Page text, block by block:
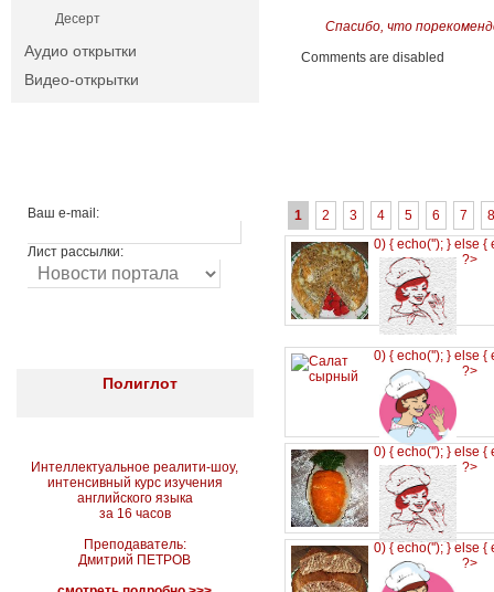
Десерт
Аудио открытки
Видео-открытки
Ваш e-mail:
Лист рассылки:
Полиглот
Интеллектуальное реалити-шоу,
интенсивный курс изучения
английского языка
за 16 часов
Преподаватель:
Дмитрий ПЕТРОВ
Спасибо, что
Comments are disabled
1 2 3 4 5 6 7
8
0) { echo(''); } else {
?>
0) { echo(''); } else {
?>
0) { echo(''); } else {
?>
0) { echo(''); } else {
?>